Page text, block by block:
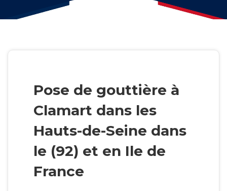
Pose de gouttière à
Clamart dans les
Hauts-de-Seine dans
le (92) et en Ile de
France